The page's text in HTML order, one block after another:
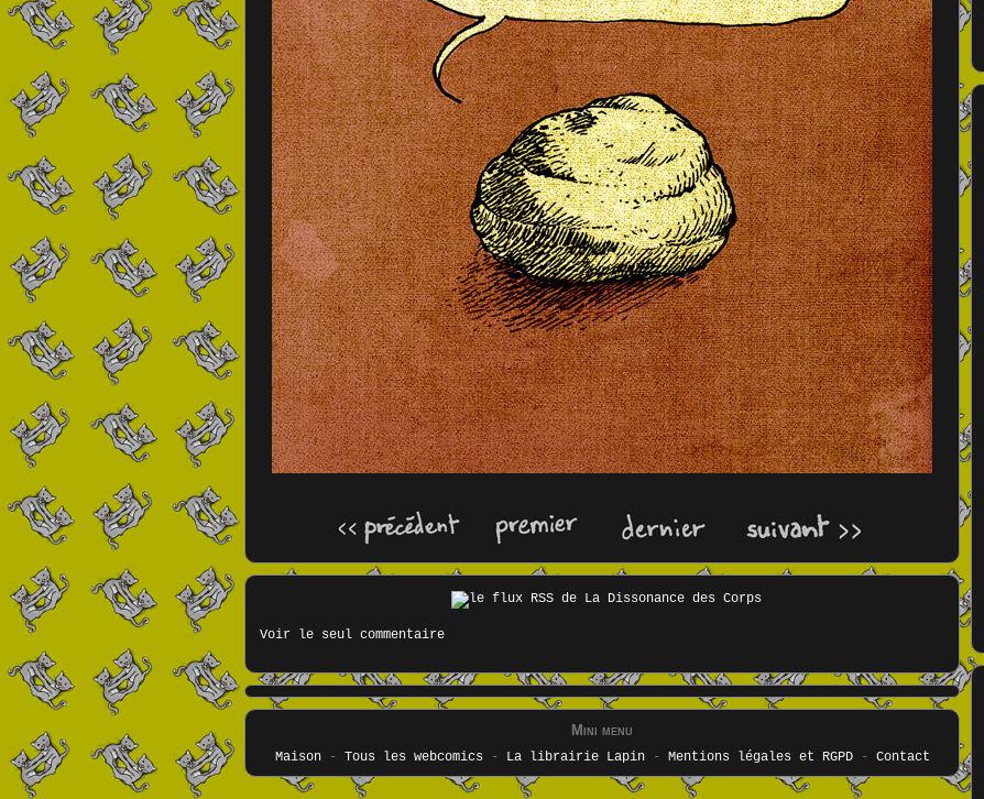
Voir le seul commentaire
Mini menu
Maison- Tous les webcomics - La librairie Lapin- Mentions légales et RGPD- Contact